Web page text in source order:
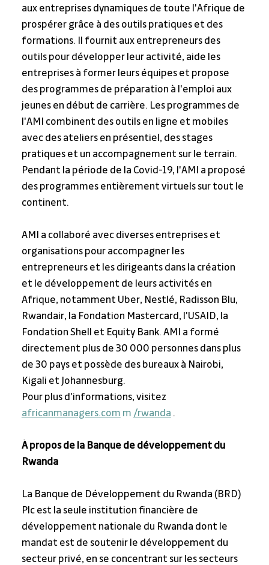
aux entreprises dynamiques de toute l'Afrique de
prospérer grâce à des outils pratiques et des
formations. Il fournit aux entrepreneurs des
outils pour développer leur activité, aide les
entreprises à former leurs équipes et propose
des programmes de préparation à l'emploi aux
jeunes en début de carrière. Les programmes de
l'AMI combinent des outils en ligne et mobiles
avec des ateliers en présentiel, des stages
pratiques et un accompagnement sur le terrain.
Pendant la période de la Covid-19, l'AMI a proposé
des programmes entièrement virtuels sur tout le
continent.
AMI a collaboré avec diverses entreprises et
organisations pour accompagner les
entrepreneurs et les dirigeants dans la création
et le développement de leurs activités en
Afrique, notamment Uber, Nestlé, Radisson Blu,
Rwandair, la Fondation Mastercard, l'USAID, la
Fondation Shell et Equity Bank. AMI a formé
directement plus de 30 000 personnes dans plus
de 30 pays et possède des bureaux à Nairobi,
Kigali et Johannesburg.
Pour plus d'informations, visitez
africanmanagers.com m /rwanda .
À propos de la Banque de développement du
Rwanda
La Banque de Développement du Rwanda (BRD)
Plc est la seule institution financière de
développement nationale du Rwanda dont le
mandat est de soutenir le développement du
secteur privé, en se concentrant sur les secteurs